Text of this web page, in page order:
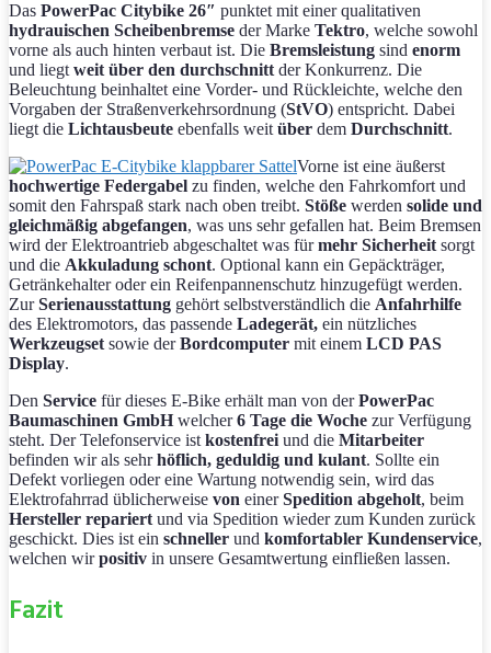
Das PowerPac Citybike 26″ punktet mit einer qualitativen
hydrauischen Scheibenbremse der Marke Tektro, welche sowohl
vorne als auch hinten verbaut ist. Die Bremsleistung sind enorm
und liegt weit über den durchschnitt der Konkurrenz. Die
Beleuchtung beinhaltet eine Vorder- und Rückleichte, welche den
Vorgaben der Straßenverkehrsordnung (StVO) entspricht. Dabei
liegt die Lichtausbeute ebenfalls weit über dem Durchschnitt.
Vorne ist eine äußerst
hochwertige Federgabel zu finden, welche den Fahrkomfort und
somit den Fahrspaß stark nach oben treibt. Stöße werden solide und
gleichmäßig abgefangen, was uns sehr gefallen hat. Beim Bremsen
wird der Elektroantrieb abgeschaltet was fürmehr Sicherheit sorgt
und die Akkuladung schont. Optional kann ein Gepäckträger,
Getränkehalter oder ein Reifenpannenschutz hinzugefügt werden.
ZurSerienausstattung gehört selbstverständlich die Anfahrhilfe
des Elektromotors, das passende Ladegerät, ein nützliches
Werkzeugset sowie derBordcomputer mit einem LCD PAS
Display.
Den Service für dieses E-Bike erhält man von derPowerPac
Baumaschinen GmbH welcher6 Tage die Woche zur Verfügung
steht. Der Telefonservice ist kostenfrei und die Mitarbeiter
befinden wir als sehrhöflich, geduldig und kulant. Sollte ein
Defekt vorliegen oder eine Wartung notwendig sein, wird das
Elektrofahrrad üblicherweise von einerSpedition abgeholt, beim
Hersteller repariert und via Spedition wieder zum Kunden zurück
geschickt. Dies ist ein schneller und komfortabler Kundenservice,
welchen wirpositiv in unsere Gesamtwertung einfließen lassen.
Fazit